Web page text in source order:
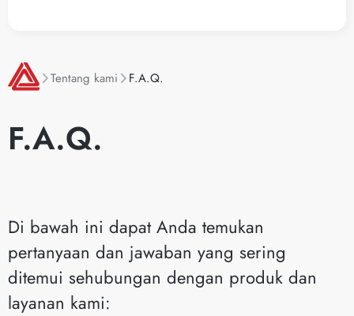
Tentang kami F.A.Q.
F.A.Q.
Di bawah ini dapat Anda temukan
pertanyaan dan jawaban yang sering
ditemui sehubungan dengan produk dan
layanan kami: